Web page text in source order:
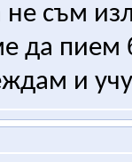
не съм
да пием
и